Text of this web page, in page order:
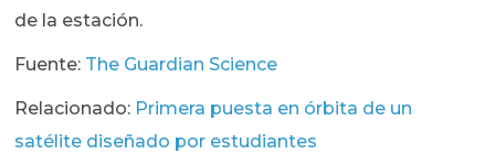
de la estación.
Fuente: The Guardian Science
Relacionado: Primera puesta en órbita de un
satélite diseñado por estudiantes